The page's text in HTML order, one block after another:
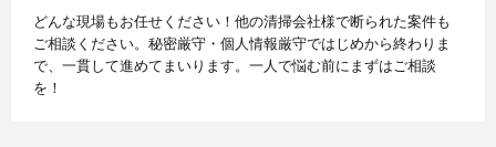
どんな現場もお任せください！他の清掃会社様で断られた案件も
ご相談ください。秘密厳守・個人情報厳守ではじめから終わりま
で、一貫して進めてまいります。一人で悩む前にまずはご相談
を！